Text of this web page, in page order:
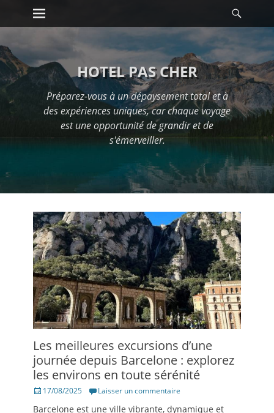
Passer
au
Premier menu
HOTEL PAS CHER
Préparez-vous à un dépaysement total et à
des expériences uniques, car chaque voyage
est une opportunité de grandir et de
s'émerveiller.
Les meilleures excursions d’une
journée depuis Barcelone : explorez
les environs en toute sérénité
Posté17/08/2025 Laisser un commentaire
Barcelone est une ville vibrante, dynamique et